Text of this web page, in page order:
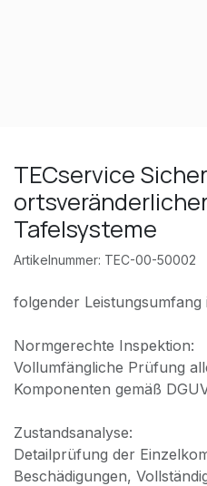
TECservice
Tafelsysteme
Artikelnummer: TEC-00-50002
folgender Leistungsumfang
Normgerechte Inspektion:
Vollumfängliche Prüfung
Komponenten gemäß
Zustandsanalyse:
Detailprüfung der
Beschädigungen,